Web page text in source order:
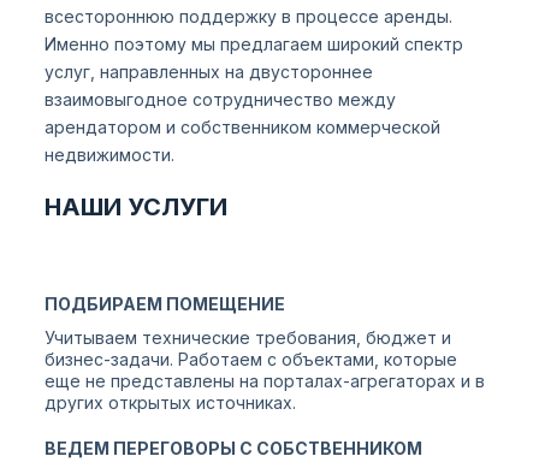
всестороннюю поддержку в процессе аренды.
Именно поэтому мы предлагаем широкий спектр
услуг, направленных на двустороннее
взаимовыгодное сотрудничество между
арендатором и собственником коммерческой
недвижимости.
НАШИ УСЛУГИ
ПОДБИРАЕМ ПОМЕЩЕНИЕ
Учитываем технические требования, бюджет и
бизнес-задачи. Работаем с объектами, которые
еще не представлены на порталах-агрегаторах и в
других открытых источниках.
ВЕДЕМ ПЕРЕГОВОРЫ С СОБСТВЕННИКОМ